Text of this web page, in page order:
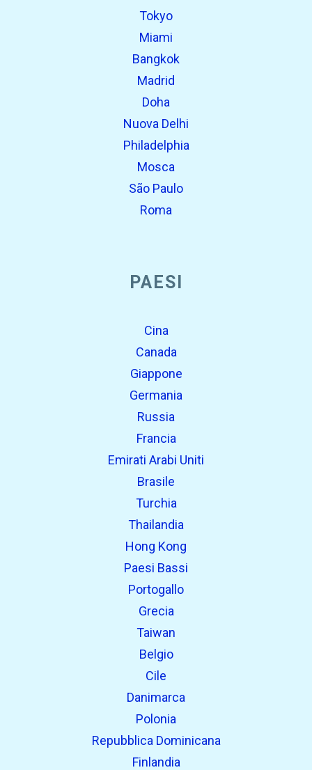
Tokyo
Miami
Bangkok
Madrid
Doha
Nuova Delhi
Philadelphia
Mosca
São Paulo
Roma
PAESI
Cina
Canada
Giappone
Germania
Russia
Francia
Emirati Arabi Uniti
Brasile
Turchia
Thailandia
Hong Kong
Paesi Bassi
Portogallo
Grecia
Taiwan
Belgio
Cile
Danimarca
Polonia
Repubblica Dominicana
Finlandia